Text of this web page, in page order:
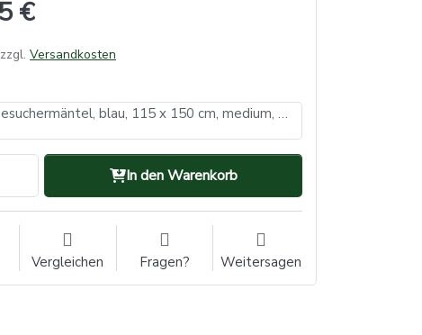
€
Versandkosten
PE Einmalbesuchermäntel, blau, 115 x 150 cm, medium, Med-Comfort (VE: 500, Inhalt: 1 Stück)
In den Warenkorb
Vergleichen Fragen? Weitersagen